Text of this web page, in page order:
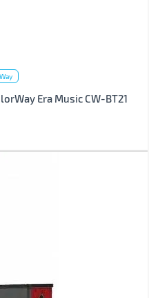
Era Music CW-BT21